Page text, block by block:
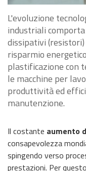
L'evoluzione
industriali
dissipativi
risparmio
plastificazione con
le macchine per
produttività ed
manutenzione.
Il costante aumento
consapevolezza
spingendo verso
prestazioni. Per